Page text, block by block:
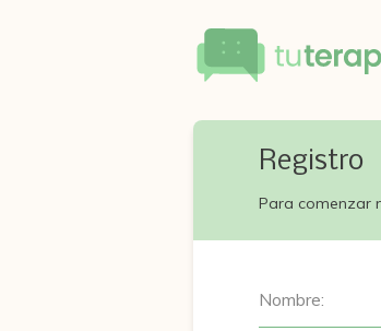
Registro
Para comenzar
Nombre: